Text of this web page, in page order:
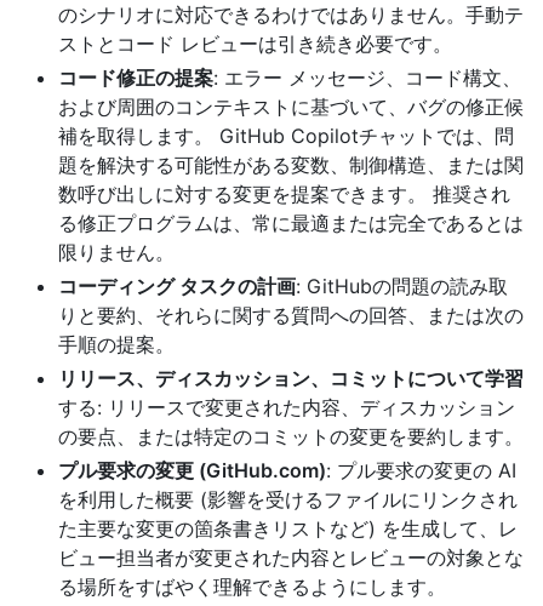
のシナリオに対応できるわけではありません。手動テ
ストとコード レビューは引き続き必要です。
コード修正の提案: エラー メッセージ、コード構文、
および周囲のコンテキストに基づいて、バグの修正候
補を取得します。 GitHub Copilotチャットでは、問
題を解決する可能性がある変数、制御構造、または関
数呼び出しに対する変更を提案できます。 推奨され
る修正プログラムは、常に最適または完全であるとは
限りません。
コーディング タスクの計画: GitHubの問題の読み取
りと要約、それらに関する質問への回答、または次の
手順の提案。
リリース、ディスカッション、コミットについて学習
する: リリースで変更された内容、ディスカッション
の要点、または特定のコミットの変更を要約します。
プル要求の変更 (GitHub.com): プル要求の変更の AI
を利用した概要 (影響を受けるファイルにリンクされ
た主要な変更の箇条書きリストなど) を生成して、レ
ビュー担当者が変更された内容とレビューの対象とな
る場所をすばやく理解できるようにします。